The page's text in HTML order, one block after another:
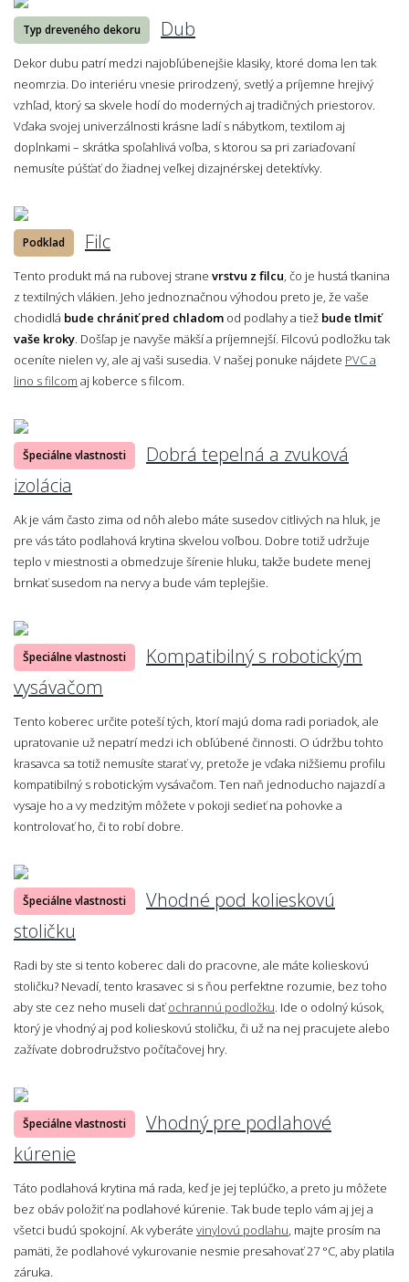
Typ dreveného dekoru Dub
Dekor dubu patrí medzi najobľúbenejšie klasiky, ktoré doma len tak
neomrzia. Do interiéru vnesie prirodzený, svetlý a príjemne hrejivý
vzhľad, ktorý sa skvele hodí do moderných aj tradičných priestorov.
Vďaka svojej univerzálnosti krásne ladí s nábytkom, textilom aj
doplnkami – skrátka spoľahlivá voľba, s ktorou sa pri zariaďovaní
nemusíte púšťať do žiadnej veľkej dizajnérskej detektívky.
Podklad Filc
Tento produkt má na rubovej strane vrstvu z filcu , čo je hustá tkanina
z textilných vlákien. Jeho jednoznačnou výhodou preto je, že vaše
chodidlá bude chrániť pred chladom od podlahy a tiež bude tlmiť
vaše kroky . Došľap je navyše mäkší a príjemnejší. Filcovú podložku tak
oceníte nielen vy, ale aj vaši susedia. V našej ponuke nájdete PVC a
lino s filcom aj koberce s filcom.
Špeciálne vlastnosti
Dobrá tepelná a zvuková
izolácia
Ak je vám často zima od nôh alebo máte susedov citlivých na hluk, je
pre vás táto podlahová krytina skvelou voľbou. Dobre totiž udržuje
teplo v miestnosti a obmedzuje šírenie hluku, takže budete menej
brnkať susedom na nervy a bude vám teplejšie.
Špeciálne vlastnosti
Kompatibilný s robotickým
vysávačom
Tento koberec určite poteší tých, ktorí majú doma radi poriadok, ale
upratovanie už nepatrí medzi ich obľúbené činnosti. O údržbu tohto
krasavca sa totiž nemusíte starať vy, pretože je vďaka nižšiemu profilu
kompatibilný s robotickým vysávačom. Ten naň jednoducho najazdí a
vysaje ho a vy medzitým môžete v pokoji sedieť na pohovke a
kontrolovať ho, či to robí dobre.
Špeciálne vlastnosti
Vhodné pod kolieskovú
stoličku
Radi by ste si tento koberec dali do pracovne, ale máte kolieskovú
stoličku? Nevadí, tento krasavec si s ňou perfektne rozumie, bez toho
aby ste cez neho museli daťochrannú podložku . Ide o odolný kúsok,
ktorý je vhodný aj pod kolieskovú stoličku, či už na nej pracujete alebo
zažívate dobrodružstvo počítačovej hry.
Špeciálne vlastnosti
Vhodný pre podlahové
kúrenie
Táto podlahová krytina má rada, keď je jej teplúčko, a preto ju môžete
bez obáv položiť na podlahové kúrenie. Tak bude teplo vám aj jej a
všetci budú spokojní. Ak vyberáte vinylovú podlahu , majte prosím na
pamäti, že podlahové vykurovanie nesmie presahovať 27 °C, aby platila
záruka.